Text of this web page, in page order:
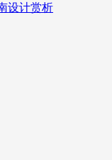
设计赏析